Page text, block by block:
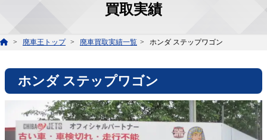
買取実績
廃車王トップ 廃車買取実績一覧 ホンダ ステップワゴン
ホンダ ステップワゴン